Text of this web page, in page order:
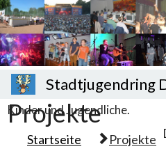
Stadtjugendring
Projekte
Startseite Projekte
Der Stadt-Jugend-Ring
Kinder und Jugendliche.